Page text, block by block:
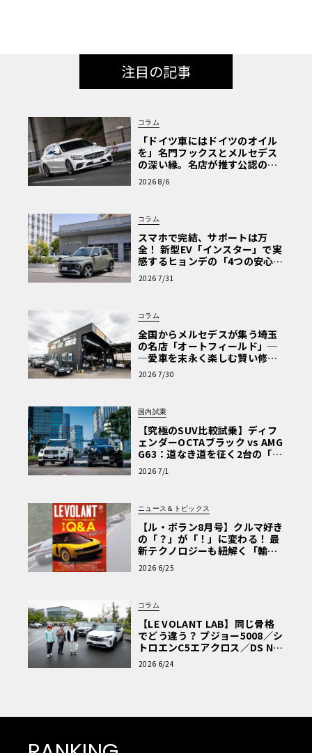
注目の記事
コラム
「ドイツ車にはドイツのオイル
を」名門フックスとメルセデス
の深い縁。名店が推す公認の安
心と、Cクラスで味わうシルキー
な走り〈PR〉
2026 8/6
コラム
スマホで完結、サポートは万
全！ 新型EV「インスター」で実
感するヒョンデの「4つの安心」
【第1回・ヒョンデ6つの疑問：
Why? Hyundai?】〈PR〉
2026 7/31
コラム
全国からメルセデスが集う埼玉
の名店「オートフィールド」─
─愛車を末永く楽しむ賢い修理
術と、プロがフックス製オイル
を選ぶ理由〈PR〉
2026 7/30
国内試乗
【究極のSUV比較試乗】ディフ
ェンダーOCTAブラック vs AMG
G63：道なき道を征く2台の「対
極的アプローチ」
2026 7/1
ニュース＆トピックス
【ル・ボラン8月号】クルマ好き
の「？」が「！」に変わる！ 最
新テクノロジーも紐解く「輸入
車Q&A」
2026 6/25
コラム
【LE VOLANT LAB】同じ骨格
でどう違う？ プジョー5008／シ
トロエンC5エアクロス／DS Nº4
読者一気乗りレポート
2026 6/24